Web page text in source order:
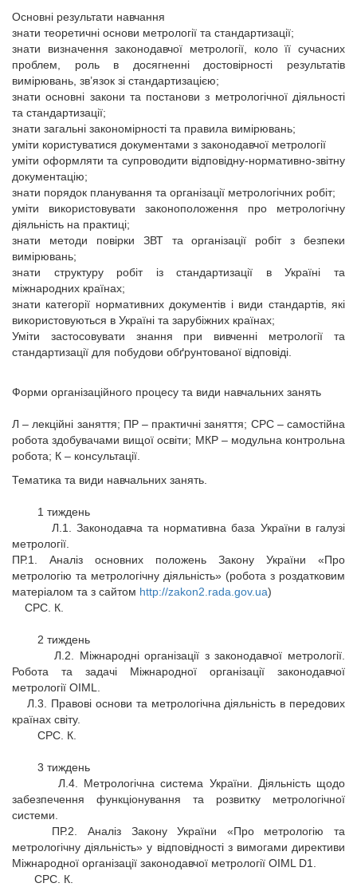
Основні результати навчання
знати теоретичні основи метрології та стандартизації;
знати визначення законодавчої метрології, коло її сучасних
проблем, роль в досягненні достовірності результатів
вимірювань, зв’язок зі стандартизацією;
знати основні закони та постанови з метрологічної діяльності
та стандартизації;
знати загальні закономірності та правила вимірювань;
уміти користуватися документами з законодавчої метрології
уміти оформляти та супроводити відповідну-нормативно-звітну
документацію;
знати порядок планування та організації метрологічних робіт;
уміти використовувати законоположення про метрологічну
діяльність на практиці;
знати методи повірки ЗВТ та організації робіт з безпеки
вимірювань;
знати структуру робіт із стандартизації в Україні та
міжнародних країнах;
знати категорії нормативних документів і види стандартів, які
використовуються в Україні та зарубіжних країнах;
Уміти застосовувати знання при вивченні метрології та
стандартизації для побудови обґрунтованої відповіді.
Форми організаційного процесу та види навчальних занять
Л – лекційні заняття; ПР – практичні заняття; СРС – самостійна
робота здобувачами вищої освіти; МКР – модульна контрольна
робота; К – консультації.
Тематика та види навчальних занять.
1 тиждень
Л.1. Законодавча та нормативна база України в галузі
метрології.
ПР.1. Аналіз основних положень Закону України «Про
метрологію та метрологічну діяльність» (робота з роздатковим
матеріалом та з сайтом http://zakon2.rada.gov.ua)
СРС. К.
2 тиждень
Л.2. Міжнародні організації з законодавчої метрології.
Робота та задачі Міжнародної організації законодавчої
метрології ОІМL.
Л.3. Правові основи та метрологічна діяльність в передових
країнах світу.
СРС. К.
3 тиждень
Л.4. Метрологічна система України. Діяльність щодо
забезпечення функціонування та розвитку метрологічної
системи.
ПР.2. Аналіз Закону України «Про метрологію та
метрологічну діяльність» у відповідності з вимогами директиви
Міжнародної організації законодавчої метрології OIML D1.
СРС. К.